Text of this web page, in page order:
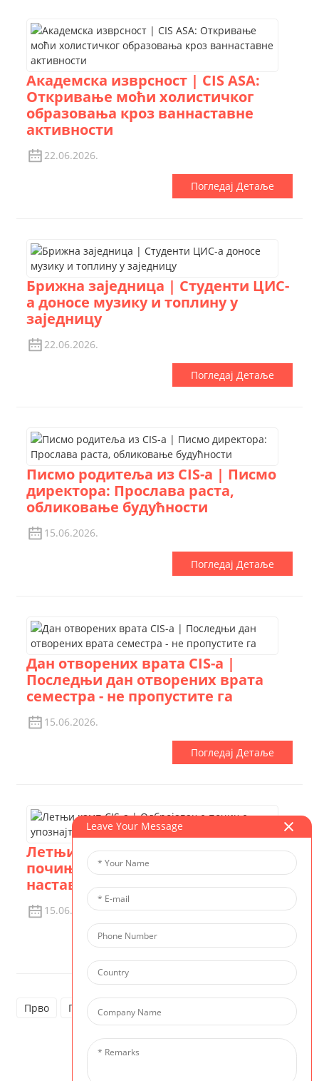
Академска изврсност | CIS ASA:
Откривање моћи холистичког
образовања кроз ваннаставне
активности
22.06.2026.
Погледај Детаље
Брижна заједница | Студенти ЦИС-
а доносе музику и топлину у
заједницу
22.06.2026.
Погледај Детаље
Писмо родитеља из CIS-а | Писмо
директора: Прослава раста,
обликовање будућности
15.06.2026.
Погледај Детаље
Дан отворених врата CIS-а |
Последњи дан отворених врата
семестра - не пропустите га
15.06.2026.
Погледај Детаље
Летњи камп CIS-а | Одбројавање
почиње — упознајте наше
наставнике у кампу
15.06.2026.
Прво Претходно 1 Следеће
8
Leave Your Message